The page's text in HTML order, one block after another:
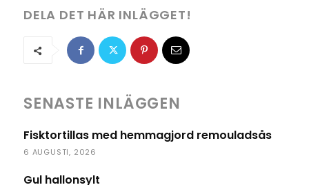
DELA DET HÄR INLÄGGET!
SENASTE INLÄGGEN
Fisktortillas med hemmagjord remouladsås
6 AUGUSTI, 2026
Gul hallonsylt